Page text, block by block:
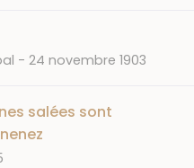
DATE
24 novembre 1903
salées sont